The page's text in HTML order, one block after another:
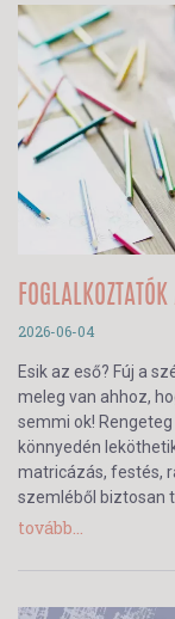
2026-06-04
Esik az eső? Fúj a
meleg van ahhoz,
semmi ok!
könnyedén
matricázás, festés,
szemléből biztosan
tovább...